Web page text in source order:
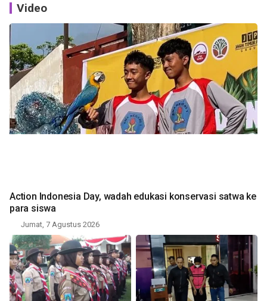
Video
Action Indonesia Day, wadah edukasi konservasi satwa ke
para siswa
Jumat, 7 Agustus 2026